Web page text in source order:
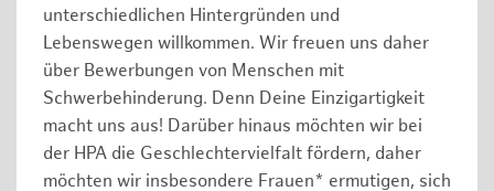
unterschiedlichen Hintergründen und
Lebenswegen willkommen. Wir freuen uns daher
über Bewerbungen von Menschen mit
Schwerbehinderung. Denn Deine Einzigartigkeit
macht uns aus! Darüber hinaus möchten wir bei
der HPA die Geschlechtervielfalt fördern, daher
möchten wir insbesondere Frauen* ermutigen, sich